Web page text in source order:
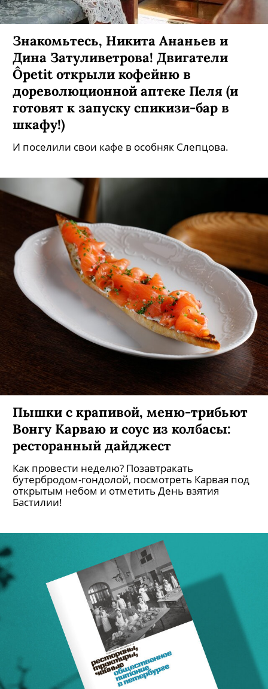
Знакомьтесь, Никита Ананьев и
Дина Затуливетрова! Двигатели
Ôpetit открыли кофейню в
дореволюционной аптеке Пеля (и
готовят к запуску спикизи-бар в
шкафу!)
И поселили свои кафе в особняк Слепцова.
Пышки с крапивой, меню-трибьют
Вонгу Карваю и соус из колбасы:
ресторанный дайджест
Как провести неделю? Позавтракать
бутербродом-гондолой, посмотреть Карвая под
открытым небом и отметить День взятия
Бастилии!